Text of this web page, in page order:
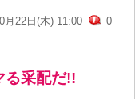
月22日(木) 11:00 0
る采配だ!!